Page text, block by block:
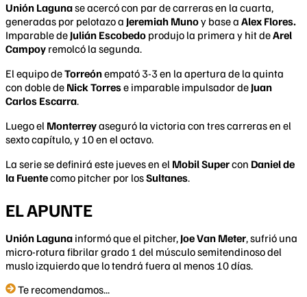
Unión Lagunase acercó con par de carreras en la cuarta,
generadas por pelotazo a Jeremiah Munoy base a Alex Flores.
Imparable de Julián Escobedo produjo la primera y hit deArel
Campoy remolcó la segunda.
El equipo deTorreónempató 3-3 en la apertura de la quinta
con doble de Nick Torrese imparable impulsador de Juan
Carlos Escarra.
Luego el Monterreyaseguró la victoria con tres carreras en el
sexto capítulo, y 10 en el octavo.
La serie se definirá este jueves en el Mobil Supercon Daniel de
la Fuentecomo pitcher por losSultanes.
EL APUNTE
Unión Laguna informó que el pitcher, Joe Van Meter, sufrió una
micro-rotura fibrilar grado 1 del músculo semitendinoso del
muslo izquierdo que lo tendrá fuera al menos 10 días.
Te recomendamos...